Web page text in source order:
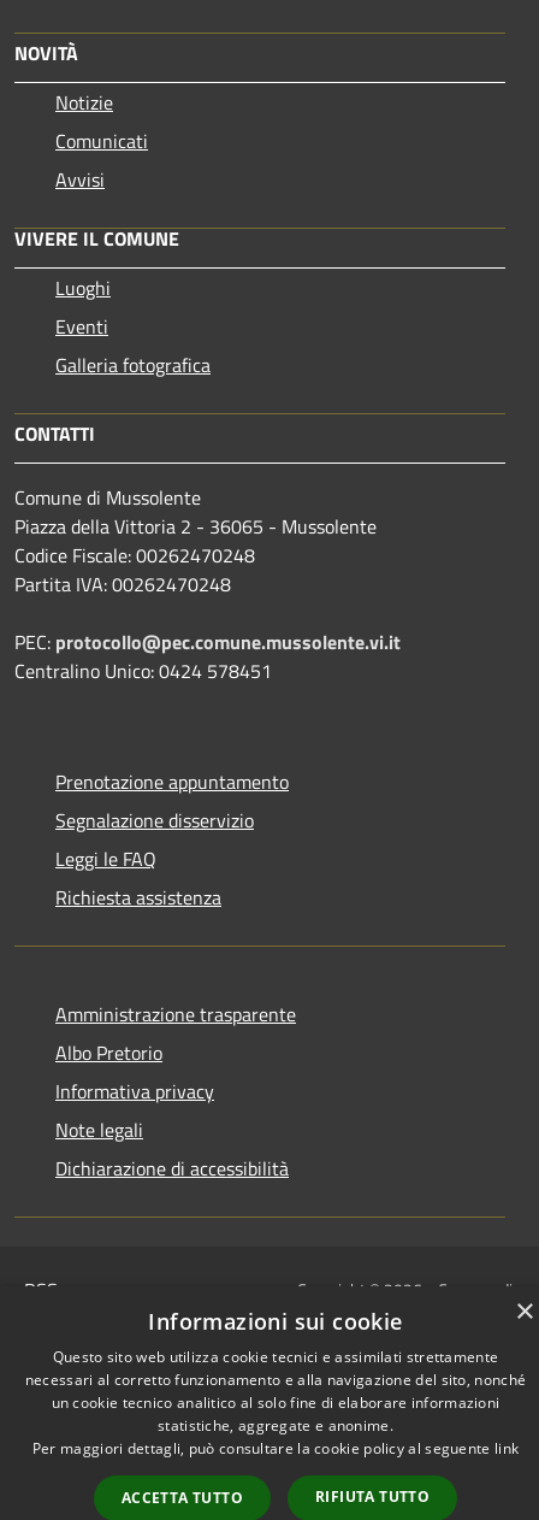
NOVITÀ
Notizie
Comunicati
Avvisi
VIVERE IL COMUNE
Luoghi
Eventi
Galleria fotografica
CONTATTI
Comune di Mussolente
Piazza della Vittoria 2 - 36065 - Mussolente
Codice Fiscale: 00262470248
Partita IVA: 00262470248
PEC: protocollo@pec.comune.mussolente.vi.it
Centralino Unico: 0424 578451
Prenotazione appuntamento
Segnalazione disservizio
Leggi le FAQ
Richiesta assistenza
Amministrazione trasparente
Albo Pretorio
Informativa privacy
Note legali
Dichiarazione di accessibilità
RSS
Privacy
Cookie
Mappa del sito
Copyright © 2026 • Comune di
Mussolente • Powered by
Municipium •
Accesso
redazione
×
Informazioni sui cookie
Questo sito web utilizza cookie tecnici e assimilati strettamente
necessari al corretto funzionamento e alla navigazione del sito, nonché
un cookie tecnico analitico al solo fine di elaborare informazioni
statistiche, aggregate e anonime.
Per maggiori dettagli, può consultare la cookie policy al seguente link
ACCETTA TUTTO RIFIUTA TUTTO